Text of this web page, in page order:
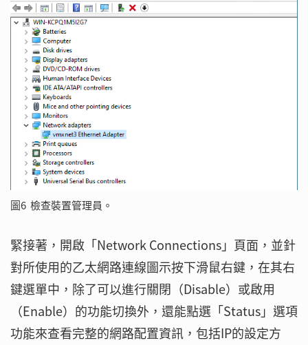
圖6 檢查裝置管理員。
緊接著，開啟「Network Connections」頁面，並針
對所使用的乙太網路連線圖示按下滑鼠右鍵，在其右
鍵選單中，除了可以進行關閉（Disable）或啟用
（Enable）的功能切換外，還能點選「Status」選項
功能來查看完整的網路配置資訊，包括IP的設定方